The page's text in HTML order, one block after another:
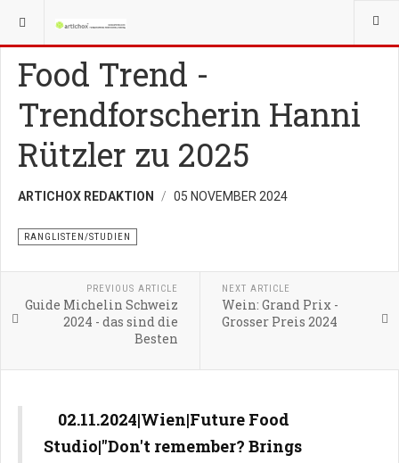
YOU ARE HERE:
Food Trend -
Trendforscherin Hanni
Rützler zu 2025
ARTICHOX REDAKTION 05 NOVEMBER 2024
RANGLISTEN/STUDIEN
PREVIOUS ARTICLE
Guide Michelin Schweiz
2024 - das sind die
Besten
NEXT ARTICLE
Wein: Grand Prix -
Grosser Preis 2024
02.11.2024|Wien|Future Food
Studio|"Don't remember? Brings